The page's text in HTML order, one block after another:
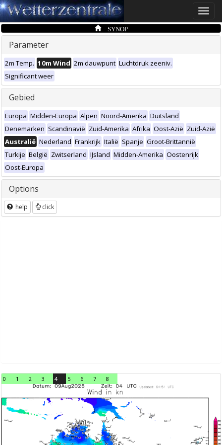
Toggle
SYNOP
Parameter
2m Temp. 10m Wind 2m dauwpunt Luchtdruk zeeniv.
Significant weer
Gebied
Europa Midden-Europa Alpen Noord-Amerika Duitsland
Denemarken Scandinavië Zuid-Amerika Afrika Oost-Azië Zuid-Azië
Australië Nederland Frankrijk Italië Spanje Groot-Brittannië
Turkije België Zwitserland IJsland Midden-Amerika Oostenrijk
Oost-Europa
Options
help click
0 1 2 3 4 5 6 7 8